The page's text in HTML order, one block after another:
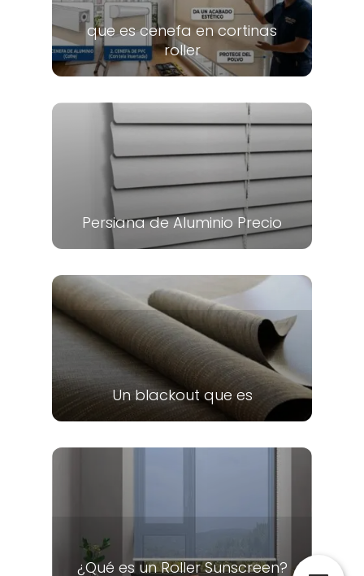
que es cenefa en cortinas
roller
Persiana de Aluminio Precio
Un blackout que es
¿Qué es un Roller Sunscreen?